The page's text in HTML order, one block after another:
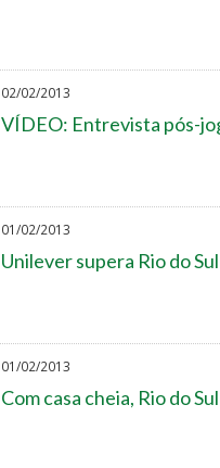
02/02/2013
VÍDEO: Entrevista pós-
01/02/2013
Unilever supera Rio do
01/02/2013
Com casa cheia, Rio do